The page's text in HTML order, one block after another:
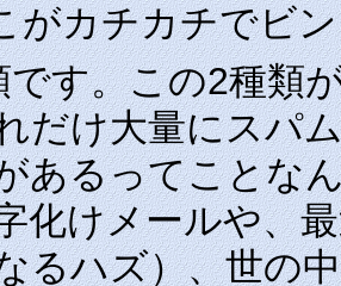
がカチカチでビ
です。この2種類
だけ大量にスパ
あるってことな
化けメールや、
るハズ）、世の